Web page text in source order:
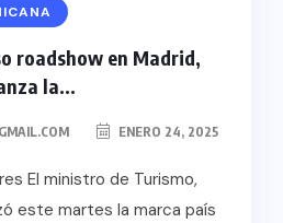
roadshow en Madrid,
la...
ENERO 24, 2025
El ministro de Turismo,
este martes la marca país